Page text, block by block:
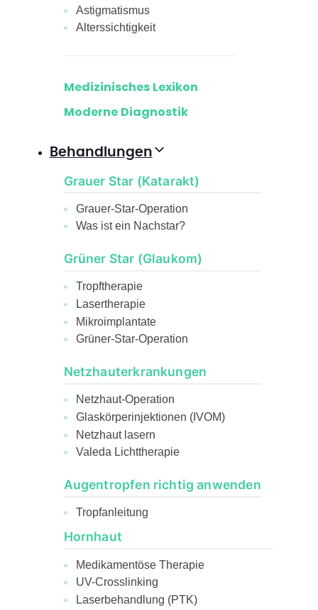
Astigmatismus
Alterssichtigkeit
Medizinisches Lexikon
Moderne Diagnostik
Behandlungen
Grauer Star (Katarakt)
Grauer-Star-Operation
Was ist ein Nachstar?
Grüner Star (Glaukom)
Tropftherapie
Lasertherapie
Mikroimplantate
Grüner-Star-Operation
Netzhauterkrankungen
Netzhaut-Operation
Glaskörperinjektionen (IVOM)
Netzhaut lasern
Valeda Lichttherapie
Augentropfen richtig anwenden
Tropfanleitung
Hornhaut
Medikamentöse Therapie
UV-Crosslinking
Laserbehandlung (PTK)